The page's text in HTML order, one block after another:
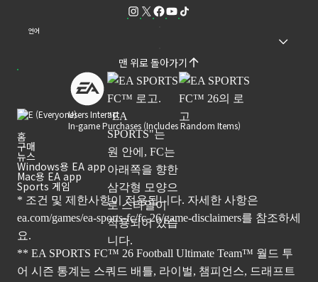
언어
맨 위로 돌아가기
Users Interact
In-game Purchases (Includes Random Items)
홈
구매
뉴스
Windows용 EA app
Mac용 EA app
Sports 게임
* 조건 및 제한사항이 적용됩니다. 자세한 사항은
ea.com/games/ea-sports-fc/fc-26/game-disclaimers를 참조하세
요.
** EA SPORTS FC™ 26 Football Ultimate Team™ 월드 투
어 시즌 통계는 스쿼드 배틀, 라이벌, 챔피언스, 드래프트